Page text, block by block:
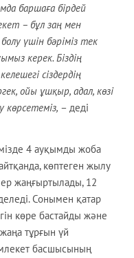
баршаға бірдей
– бұл заң мен
үшін бәріміз тек
керек. Біздің
сіздердің
ойы ұшқыр, адал, көзі
көрсетеміз, – деді
4 ауқымды жоба
көптеген жылу
жаңғыртылады, 12
Сонымен қатар
көре бастайды және
тұрғын үй
басшысының